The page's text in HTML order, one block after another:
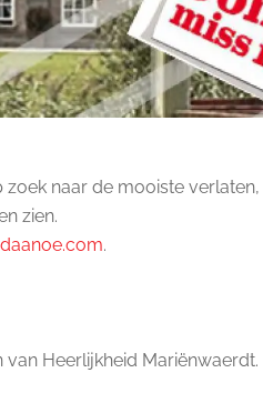
naar de mooiste
zien.
.
Heerlijkheid Mariënwaerdt.